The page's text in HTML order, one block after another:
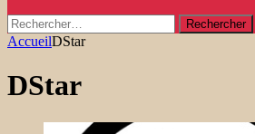
Rechercher :
AccueilDStar
DStar